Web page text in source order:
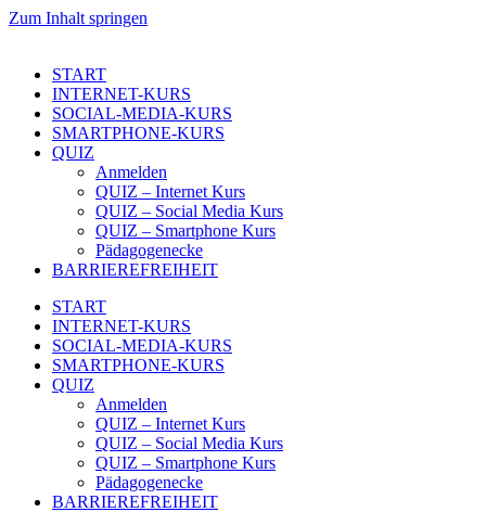
Zum Inhalt springen
START
INTERNET-KURS
SOCIAL-MEDIA-KURS
SMARTPHONE-KURS
QUIZ
Anmelden
QUIZ – Internet Kurs
QUIZ – Social Media Kurs
QUIZ – Smartphone Kurs
Pädagogenecke
BARRIEREFREIHEIT
START
INTERNET-KURS
SOCIAL-MEDIA-KURS
SMARTPHONE-KURS
QUIZ
Anmelden
QUIZ – Internet Kurs
QUIZ – Social Media Kurs
QUIZ – Smartphone Kurs
Pädagogenecke
BARRIEREFREIHEIT